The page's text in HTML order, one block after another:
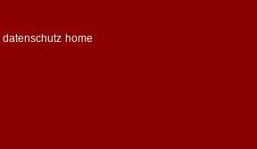
datenschutz home